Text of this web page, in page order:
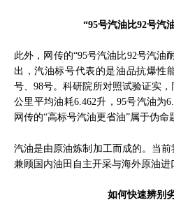
“95号汽油比92号汽
此外，网传的“95号汽油比92号汽油
出，汽油标号代表的是油品抗爆性
号、98号。科研院所对照试验证实
公里平均油耗6.462升，95号汽油为
网传的“高标号汽油更省油”属于伪命
汽油是由原油炼制加工而成的。当前
兼顾国内油田自主开采与海外原油进
如何快速辨别